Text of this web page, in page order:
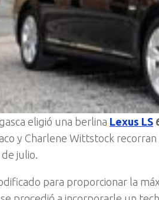
eligió una berlina Lexus LS
y Charlene Wittstock
julio.
para proporcionar la